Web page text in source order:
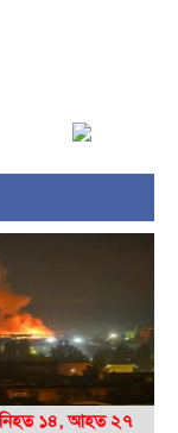
নিহত ১৪, আহত ২৭